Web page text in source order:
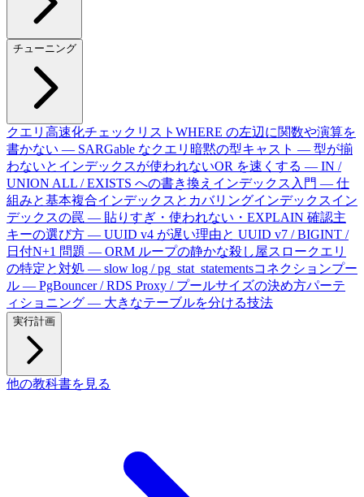
チューニング
クエリ高速化チェックリスト WHERE の左辺に関数や演算を
書かない — SARGable なクエリ 暗黙の型キャスト — 型が揃
わないとインデックスが使われないOR を速くする — IN /
UNION ALL / EXISTS への書き換え インデックス入門 — 仕
組みと基本複合インデックスとカバリングインデックスイン
デックスの罠 — 貼りすぎ・使われない・EXPLAIN 確認主
キーの選び方 — UUID v4 が遅い理由と UUID v7 / BIGINT /
日付N+1 問題 — ORM ループの静かな殺し屋スロークエリ
の特定と対処 — slow log / pg_stat_statementsコネクションプー
ル — PgBouncer / RDS Proxy / プールサイズの決め方パーテ
ィショニング — 大きなテーブルを分ける技法
実行計画
他の教科書を見る